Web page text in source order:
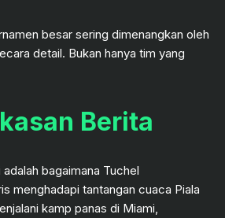
besar sering dimenangkan oleh
detail. Bukan hanya tim yang
Berita
bagaimana Tuchel
menghadapi tantangan cuaca Piala
kamp panas di Miami,